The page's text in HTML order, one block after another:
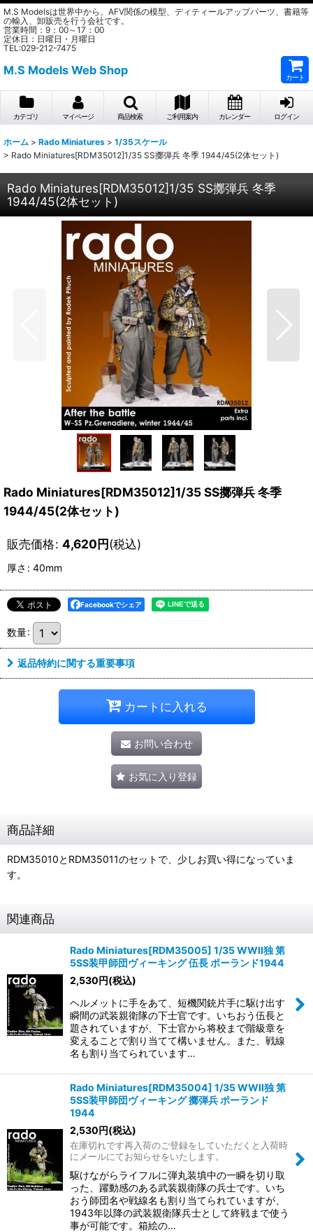
M.S Modelsは世界中から、AFV関係の模型、ディティールアップパーツ、書籍等
の輸入、卸販売を行う会社です。
営業時間：9：00～17：00
定休日：日曜日・月曜日
TEL:029-212-7475
M.S Models Web Shop
カート
カテゴリ マイページ 商品検索 ご利用案内 カレンダー ログイン
ホーム > Rado Miniatures > 1/35スケール
> Rado Miniatures[RDM35012]1/35 SS擲弾兵 冬季 1944/45(2体セット)
Rado Miniatures[RDM35012]1/35 SS擲弾兵 冬季
1944/45(2体セット)
Rado Miniatures[RDM35012]1/35 SS擲弾兵 冬季
1944/45(2体セット)
販売価格: 4,620円(税込)
厚さ : 40mm
Facebookでシェア
数量:
返品特約に関する重要事項
カートに入れる
お問い合わせ
お気に入り登録
商品詳細
RDM35010とRDM35011のセットで、少しお買い得になっていま
す。
関連商品
Rado Miniatures[RDM35005] 1/35 WWII独 第
5SS装甲師団ヴィーキング 伍長 ポーランド1944
2,530円(税込)
ヘルメットに手をあて、短機関銃片手に駆け出す
瞬間の武装親衛隊の下士官です。いちおう伍長と
題されていますが、下士官から将校まで階級章を
変えることで割り当てて構いません。また、戦線
名も割り当てられています…
Rado Miniatures[RDM35004] 1/35 WWII独 第
5SS装甲師団ヴィーキング 擲弾兵 ポーランド
1944
2,530円(税込)
在庫切れです再入荷のご登録をしていただくと入荷時
にメールにてお知らせをいたします。
駆けながらライフルに弾丸装填中の一瞬を切り取
った、躍動感のある武装親衛隊の兵士です。いち
おう師団名や戦線名も割り当てられていますが、
1943年以降の武装親衛隊兵士として終戦まで使う
事が可能です。箱絵の…